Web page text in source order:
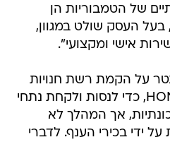
של הטמבוריות הן
בעל העסק שולט במגוון,
אישי ומקצועי".
על הקמת רשת חנויות
שכונתיות תחת השם HOME, כדי לנסות ולקחת נתחי
אך המהלך לא
ידי בכירי הענף. לדברי